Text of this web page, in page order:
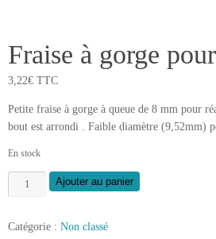
Fraise à gorge
3,22€ TTC
Petite fraise à gorge à queue de 8 mm pour
bout est arrondi . Faible diamètre (9,52mm)
En stock
quantité
de
à
Ajouter au panier
Catégorie : Non classé